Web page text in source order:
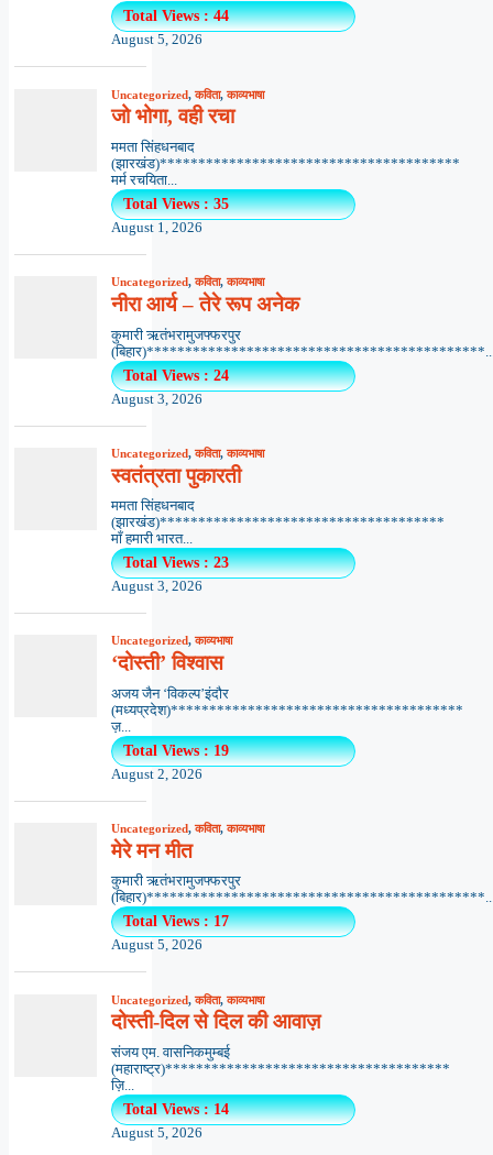
Total Views : 44
August 5, 2026
Uncategorized,कविता,काव्यभाषा
जो भोगा, वही रचा
ममता सिंहधनबाद
(झारखंड)***************************************
मर्म रचयिता...
Total Views : 35
August 1, 2026
Uncategorized,कविता,काव्यभाषा
नीरा आर्य – तेरे रूप अनेक
कुमारी ऋतंभरामुजफ्फरपुर
Total Views : 24
August 3, 2026
Uncategorized,कविता,काव्यभाषा
स्वतंत्रता पुकारती
ममता सिंहधनबाद
(झारखंड)*************************************
माँ हमारी भारत...
Total Views : 23
August 3, 2026
Uncategorized,काव्यभाषा
‘दोस्ती’ विश्वास
अजय जैन ‘विकल्प’इंदौर
(मध्यप्रदेश)**************************************
ज़...
Total Views : 19
August 2, 2026
Uncategorized,कविता,काव्यभाषा
मेरे मन मीत
कुमारी ऋतंभरामुजफ्फरपुर
Total Views : 17
August 5, 2026
Uncategorized,कविता,काव्यभाषा
दोस्ती-दिल से दिल की आवाज़
संजय एम. वासनिकमुम्बई
(महाराष्ट्र)*************************************
ज़ि...
Total Views : 14
August 5, 2026